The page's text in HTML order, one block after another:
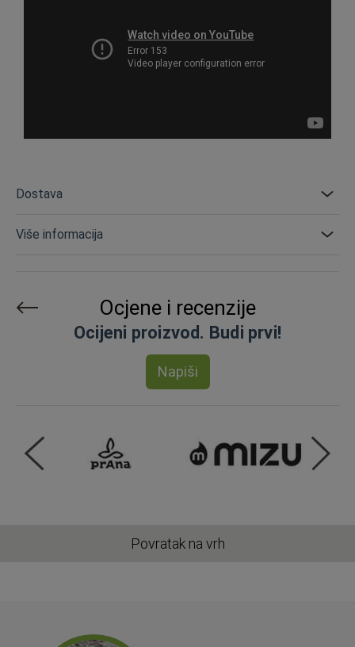
Dostava
Više informacija
Ocjene i recenzije
Ocijeni proizvod. Budi prvi!
Napiši
Povratak na vrh